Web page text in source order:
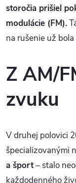
storočia prišiel
modulácie (FM).
na rušenie už
Z AM/
zvuku
V druhej polovici
špecializovanými
a šport– stalo
každodenného